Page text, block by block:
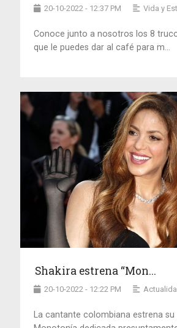
20-10-2022 - 12:37 PM Vida y
Conoce junto a nosotros los 8
que le puedes dar al café para m...
Shakira estrena “Mon...
20-10-2022 - 12:22 PM
La cantante colombiana estrena